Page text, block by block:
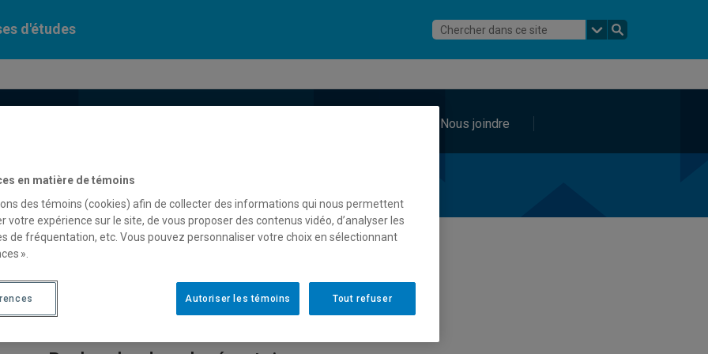
d'études
Nous joindre
en matière de témoins
des témoins (cookies) afin de collecter des informations qui nous permettent
votre expérience sur le site, de vous proposer des contenus vidéo, d’analyser les
de fréquentation, etc. Vous pouvez personnaliser votre choix en sélectionnant
».
Tout refuser
Autoriser les témoins